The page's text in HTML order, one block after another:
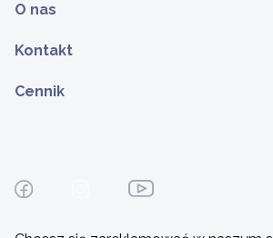
O nas
Kontakt
Cennik